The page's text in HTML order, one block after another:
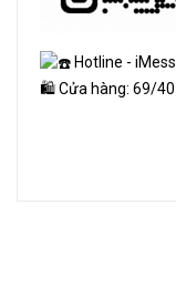
Hotline -
🛍 Cửa hàng: 69/40